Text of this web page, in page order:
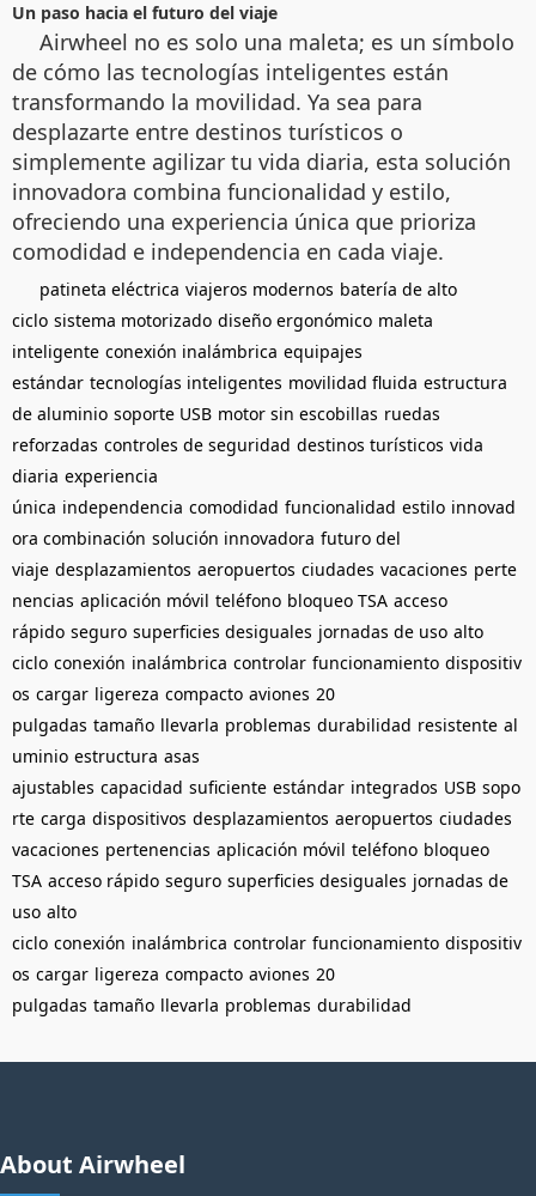
Un paso hacia el futuro del viaje
Airwheel no es solo una maleta; es un símbolo
de cómo las tecnologías inteligentes están
transformando la movilidad. Ya sea para
desplazarte entre destinos turísticos o
simplemente agilizar tu vida diaria, esta solución
innovadora combina funcionalidad y estilo,
ofreciendo una experiencia única que prioriza
comodidad e independencia en cada viaje.
patineta eléctrica viajeros modernos batería de alto
ciclo sistema motorizado diseño ergonómico maleta
inteligente conexión inalámbrica equipajes
estándar tecnologías inteligentes movilidad fluida estructura
de aluminio soporte USB motor sin escobillas ruedas
reforzadas controles de seguridad destinos turísticos vida
diaria experiencia
única independencia comodidad funcionalidad estilo innovad
ora combinación solución innovadora futuro del
viaje desplazamientos aeropuertos ciudades vacaciones perte
nencias aplicación móvil teléfono bloqueo TSA acceso
rápido seguro superficies desiguales jornadas de uso alto
ciclo conexión inalámbrica controlar funcionamiento dispositiv
os cargar ligereza compacto aviones 20
pulgadas tamaño llevarla problemas durabilidad resistente al
uminio estructura asas
ajustables capacidad suficiente estándar integrados USB sopo
rte carga dispositivos desplazamientos aeropuertos ciudades
vacaciones pertenencias aplicación móvil teléfono bloqueo
TSA acceso rápido seguro superficies desiguales jornadas de
uso alto
ciclo conexión inalámbrica controlar funcionamiento dispositiv
os cargar ligereza compacto aviones 20
pulgadas tamaño llevarla problemas durabilidad
About Airwheel